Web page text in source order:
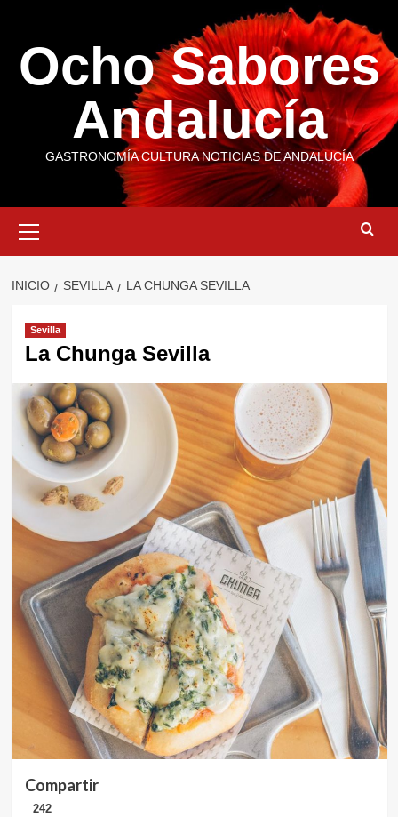
contenido
Ocho Sabores
Andalucía
GASTRONOMÍA CULTURA NOTICIAS DE ANDALUCÍA
primario
INICIO SEVILLA LA CHUNGA SEVILLA
Sevilla
La Chunga Sevilla
Compartir
242